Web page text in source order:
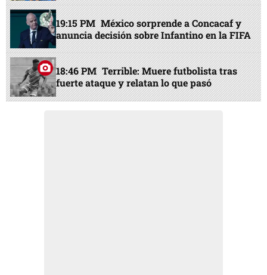
19:15 PM México sorprende a Concacaf y
anuncia decisión sobre Infantino en la FIFA
18:46 PM Terrible: Muere futbolista tras
fuerte ataque y relatan lo que pasó